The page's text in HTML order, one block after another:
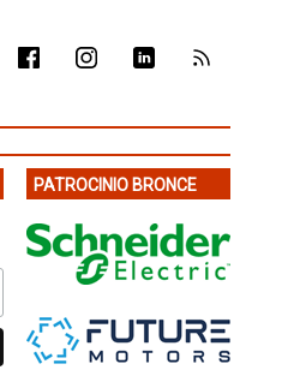
PATROCINIO BRONCE